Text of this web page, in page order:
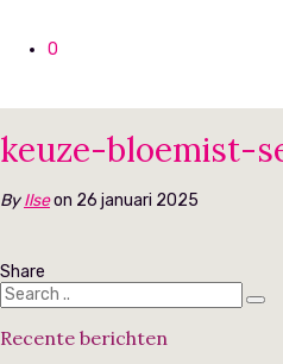
0
keuze-bloemist-
ByIlseon 26 januari 2025
Share
Recente berichten